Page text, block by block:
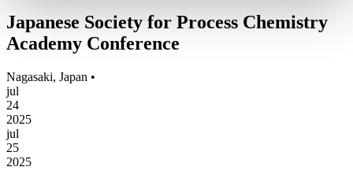
Japanese Society for Process Chemistry
Academy Conference
Nagasaki, Japan •
jul
24
2025
jul
25
2025